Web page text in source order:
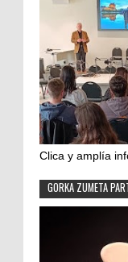
Clica y amplía
GORKA ZUMETA